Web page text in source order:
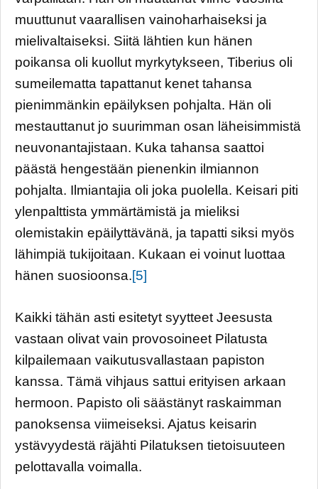
muuttunut vaarallisen vainoharhaiseksi ja
mielivaltaiseksi. Siitä lähtien kun hänen
poikansa oli kuollut myrkytykseen, Tiberius oli
sumeilematta tapattanut kenet tahansa
pienimmänkin epäilyksen pohjalta. Hän oli
mestauttanut jo suurimman osan läheisimmistä
neuvonantajistaan. Kuka tahansa saattoi
päästä hengestään pienenkin ilmiannon
pohjalta. Ilmiantajia oli joka puolella. Keisari piti
ylenpalttista ymmärtämistä ja mieliksi
olemistakin epäilyttävänä, ja tapatti siksi myös
lähimpiä tukijoitaan. Kukaan ei voinut luottaa
hänen suosioonsa.[5]
Kaikki tähän asti esitetyt syytteet Jeesusta
vastaan olivat vain provosoineet Pilatusta
kilpailemaan vaikutusvallastaan papiston
kanssa. Tämä vihjaus sattui erityisen arkaan
hermoon. Papisto oli säästänyt raskaimman
panoksensa viimeiseksi. Ajatus keisarin
ystävyydestä räjähti Pilatuksen tietoisuuteen
pelottavalla voimalla.